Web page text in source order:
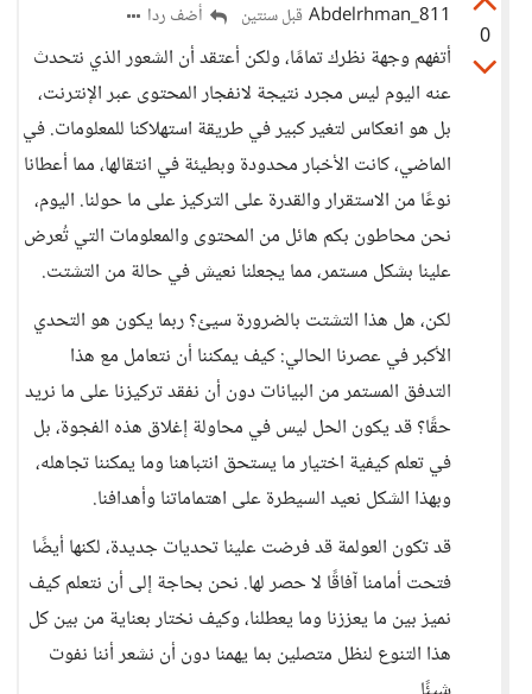
0
Abdelrhman_811 قبل سنتين أضف ردا
أتفهم وجهة نظرك تمامًا، ولكن أعتقد أن الشعور الذي نتحدث
عنه اليوم ليس مجرد نتيجة لانفجار المحتوى عبر الإنترنت،
بل هو انعكاس لتغير كبير في طريقة استهلاكنا للمعلومات. في
الماضي، كانت الأخبار محدودة وبطيئة في انتقالها، مما أعطانا
نوعًا من الاستقرار والقدرة على التركيز على ما حولنا. اليوم،
نحن محاطون بكم هائل من المحتوى والمعلومات التي تُعرض
علينا بشكل مستمر، مما يجعلنا نعيش في حالة من التشتت.
لكن، هل هذا التشتت بالضرورة سيئ؟ ربما يكون هو التحدي
الأكبر في عصرنا الحالي: كيف يمكننا أن نتعامل مع هذا
التدفق المستمر من البيانات دون أن نفقد تركيزنا على ما نريد
حقًا؟ قد يكون الحل ليس في محاولة إغلاق هذه الفجوة، بل
في تعلم كيفية اختيار ما يستحق انتباهنا وما يمكننا تجاهله،
وبهذا الشكل نعيد السيطرة على اهتماماتنا وأهدافنا.
قد تكون العولمة قد فرضت علينا تحديات جديدة، لكنها أيضًا
فتحت أمامنا آفاقًا لا حصر لها. نحن بحاجة إلى أن نتعلم كيف
نميز بين ما يعززنا وما يعطلنا، وكيف نختار بعناية من بين كل
هذا التنوع لنظل متصلين بما يهمنا دون أن نشعر أننا نفوت